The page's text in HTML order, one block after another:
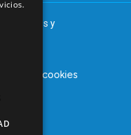
y
de cookies